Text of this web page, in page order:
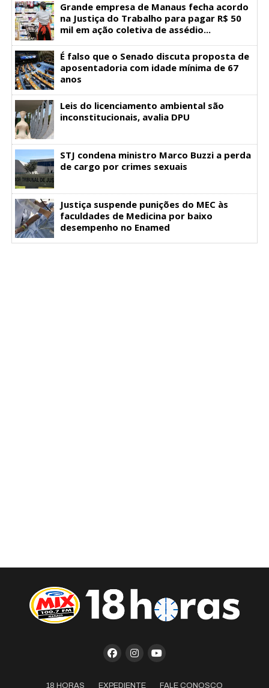
Grande empresa de Manaus fecha acordo
na Justiça do Trabalho para pagar R$ 50
mil em ação coletiva de assédio...
É falso que o Senado discuta proposta de
aposentadoria com idade mínima de 67
anos
Leis do licenciamento ambiental são
inconstitucionais, avalia DPU
STJ condena ministro Marco Buzzi a perda
de cargo por crimes sexuais
Justiça suspende punições do MEC às
faculdades de Medicina por baixo
desempenho no Enamed
18 HORAS EXPEDIENTE FALE CONOSCO